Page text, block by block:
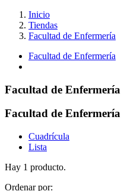
Inicio
Tiendas
Facultad de Enfermería
Facultad de Enfermería
Facultad de Enfermería
Facultad de Enfermería
Cuadrícula
Lista
Hay 1 producto.
Ordenar por: